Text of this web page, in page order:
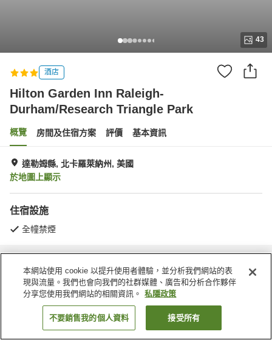
43
酒店
Hilton Garden Inn Raleigh-
Durham/Research Triangle Park
概覽 房間及住宿方案 評價 基本資訊
達勒姆縣, 北卡羅萊納州, 美國
於地圖上顯示
住宿設施
全幢禁煙
Hilton Garden Inn Raleigh-Durham/Research Triangle Park
找客房
本網站使用 cookie 以提升使用者體驗，並分析我們網站的表
現與流量。我們也會向我們的社群媒體、廣告和分析合作夥伴
分享您使用我們網站的相關資訊。
私隱政策
不要銷售我的個人資料 接受所有